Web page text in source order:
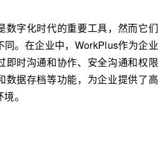
数字化时代的重要工具，然而它们
同。在企业中，WorkPlus作为企业
即时沟通和协作、安全沟通和权限
数据存档等功能，为企业提供了高
。